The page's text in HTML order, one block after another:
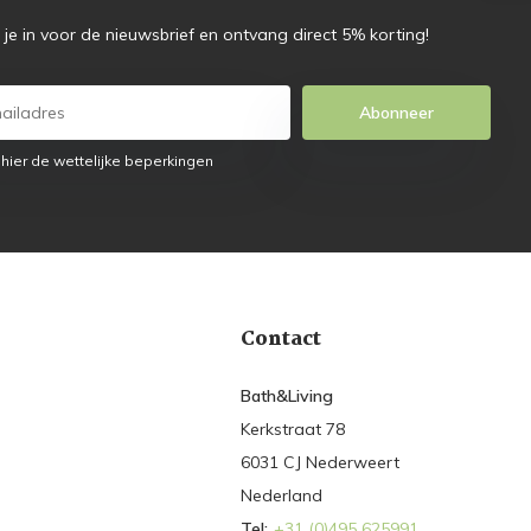
je in voor de nieuwsbrief en ontvang direct 5% korting!
Abonneer
de wettelijke beperkingen
Contact
Bath&Living
Kerkstraat 78
6031 CJ Nederweert
Nederland